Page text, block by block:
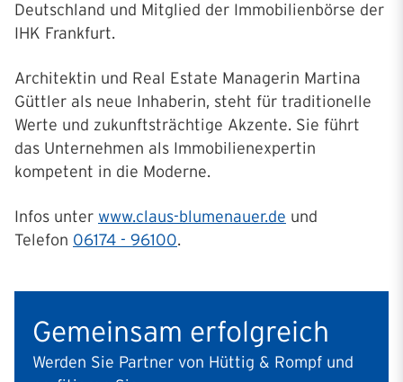
Deutschland und Mitglied der Immobilienbörse der
IHK Frankfurt.
Architektin und Real Estate Managerin Martina
Güttler als neue Inhaberin, steht für traditionelle
Werte und zukunftsträchtige Akzente. Sie führt
das Unternehmen als Immobilienexpertin
kompetent in die Moderne.
Infos unter www.claus-blumenauer.de und
Telefon 06174 - 96100.
Gemeinsam erfolgreich
Werden Sie Partner von Hüttig & Rompf und